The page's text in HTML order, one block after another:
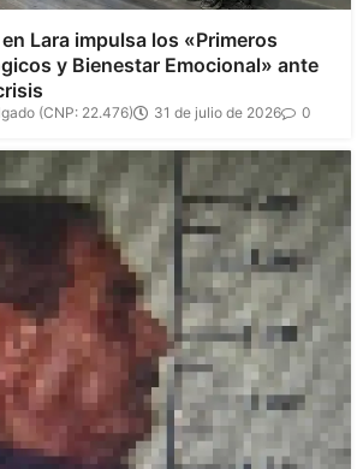
Lara impulsa los «Primeros
y Bienestar Emocional» ante
(CNP: 22.476) 31 de julio de 2026 0